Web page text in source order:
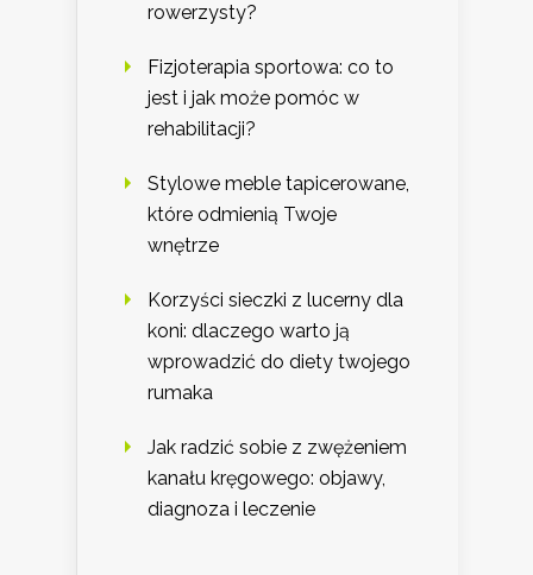
rowerzysty?
Fizjoterapia sportowa: co to
jest i jak może pomóc w
rehabilitacji?
Stylowe meble tapicerowane,
które odmienią Twoje
wnętrze
Korzyści sieczki z lucerny dla
koni: dlaczego warto ją
wprowadzić do diety twojego
rumaka
Jak radzić sobie z zwężeniem
kanału kręgowego: objawy,
diagnoza i leczenie